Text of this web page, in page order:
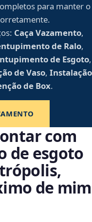
para manter o
Caça Vazamento,
de Ralo,
de Esgoto,
de Vaso, Instalação
de Box.
com
de esgoto
de mim